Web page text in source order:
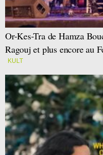
Or-Kes-Tra de Hamza
Ragouj et plus encore au
KULT